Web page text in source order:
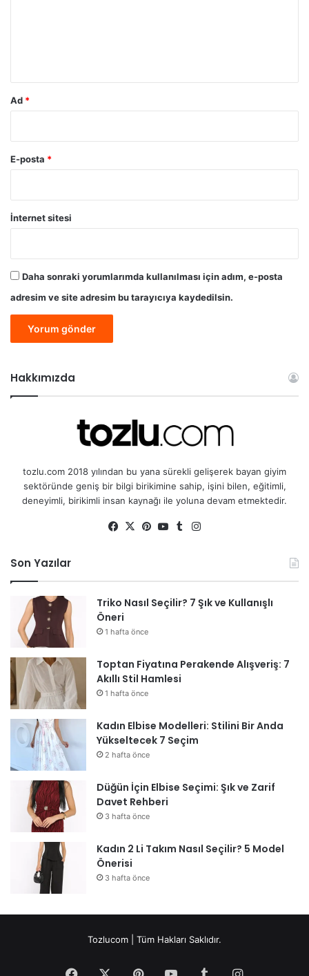
Ad *
E-posta *
İnternet sitesi
Daha sonraki yorumlarımda kullanılması için adım, e-posta
adresim ve site adresim bu tarayıcıya kaydedilsin.
Hakkımızda
tozlu.com 2018 yılından bu yana sürekli gelişerek bayan giyim
sektöründe geniş bir bilgi birikimine sahip, işini bilen, eğitimli,
deneyimli, birikimli insan kaynağı ile yoluna devam etmektedir.
Fa
X
Pin
Yo
Tu
Son Yazılar
Triko Nasıl Seçilir? 7 Şık ve Kullanışlı
Öneri
1 hafta önce
Toptan Fiyatına Perakende Alışveriş: 7
Akıllı Stil Hamlesi
1 hafta önce
Kadın Elbise Modelleri: Stilini Bir Anda
Yükseltecek 7 Seçim
2 hafta önce
Düğün İçin Elbise Seçimi: Şık ve Zarif
Davet Rehberi
3 hafta önce
Kadın 2 Li Takım Nasıl Seçilir? 5 Model
Önerisi
3 hafta önce
Tozlucom | Tüm Hakları Saklıdır.